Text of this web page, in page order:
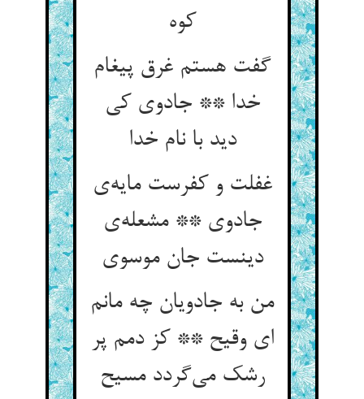
کوه
گفت هستم غرق پیغام
خدا ** جادوی کی
دید با نام خدا
غفلت و کفرست مایه‌ی
جادوی ** مشعله‌ی
دینست جان موسوی
من به جادویان چه مانم
ای وقیح ** کز دمم پر
رشک می‌گردد مسیح